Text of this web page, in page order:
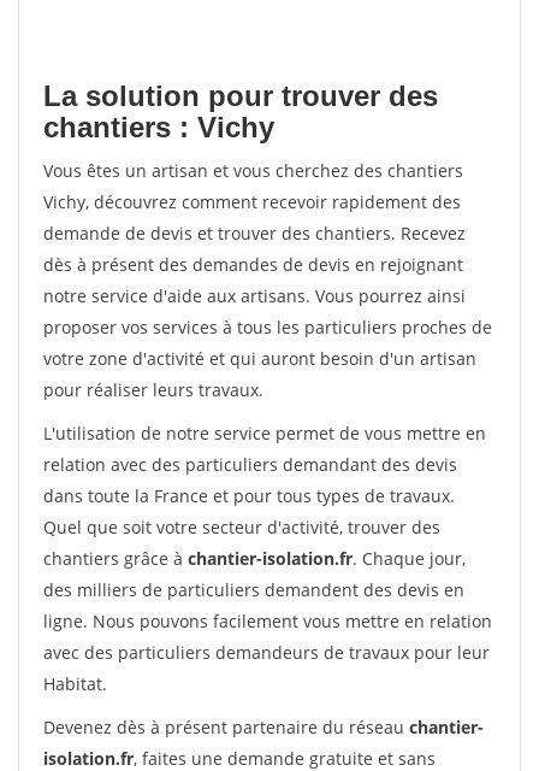
La solution pour trouver des
chantiers : Vichy
Vous êtes un artisan et vous cherchez des chantiers
Vichy, découvrez comment recevoir rapidement des
demande de devis et trouver des chantiers. Recevez
dès à présent des demandes de devis en rejoignant
notre service d'aide aux artisans. Vous pourrez ainsi
proposer vos services à tous les particuliers proches de
votre zone d'activité et qui auront besoin d'un artisan
pour réaliser leurs travaux.
L'utilisation de notre service permet de vous mettre en
relation avec des particuliers demandant des devis
dans toute la France et pour tous types de travaux.
Quel que soit votre secteur d'activité, trouver des
chantiers grâce à chantier-isolation.fr. Chaque jour,
des milliers de particuliers demandent des devis en
ligne. Nous pouvons facilement vous mettre en relation
avec des particuliers demandeurs de travaux pour leur
Habitat.
Devenez dès à présent partenaire du réseau chantier-
isolation.fr, faites une demande gratuite et sans